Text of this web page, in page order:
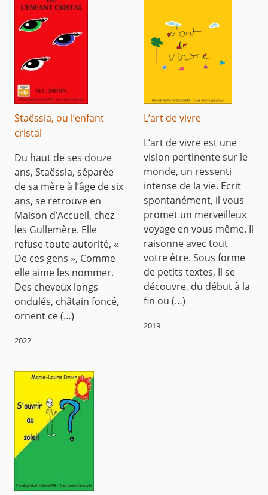
Staëssia, ou l’enfant
cristal
Du haut de ses douze
ans, Staëssia, séparée
de sa mère à l’âge de six
ans, se retrouve en
Maison d’Accueil, chez
les Gullemère. Elle
refuse toute autorité, «
De ces gens », Comme
elle aime les nommer.
Des cheveux longs
ondulés, châtain foncé,
ornent ce (…)
2022
L’art de vivre
L’art de vivre est une
vision pertinente sur le
monde, un ressenti
intense de la vie. Ecrit
spontanément, il vous
promet un merveilleux
voyage en vous même. Il
raisonne avec tout
votre être. Sous forme
de petits textes, Il se
découvre, du début à la
fin ou (…)
2019